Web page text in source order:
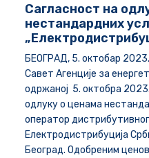
Сагласност на
нестандардних
БЕОГРАД, 5. октобар 2023.
Савет Агенције за
одржаној 5. октобра
одлуку о ценама
оператор
Електродистрибуција
Београд. Одобреним